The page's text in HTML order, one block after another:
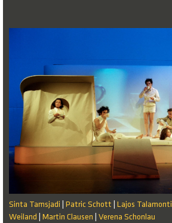
Sinta Tamsjadi Patric Schott Lajos Talamonti
Weiland
Martin Clausen
Verena Schonlau